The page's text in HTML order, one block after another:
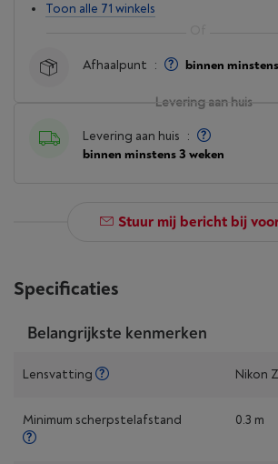
Levering aan huis
Levering aan huis :
binnen minstens 3 weken
Toon alle 71 winkels
Afhaalpunt : binnen
Stuur mij bericht bij
Specificaties
Belangrijkste kenmerken
Lensvatting Nikon
Minimum scherpstelafstand 0.3 m